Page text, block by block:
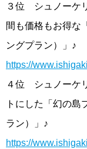
３位 シュノーケ
間も価格もお得な
ングプラン）」♪
https://
４位 シュノーケ
トにした「幻の島
ラン）」♪
https://